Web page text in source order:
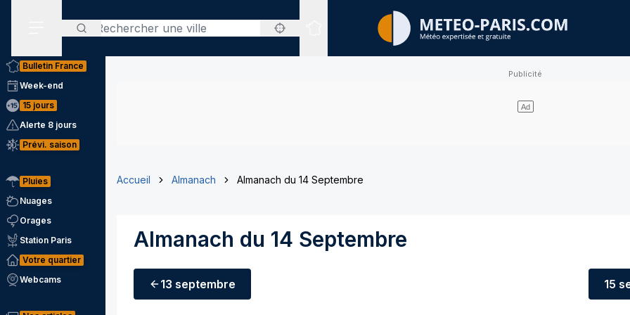
Rechercher
Sites expertisés
Bulletin France
Week-end
15 jours
Alerte 8 jours
Prévi. saison
Pluies
Nuages
Orages
Station Paris
Votre quartier
Webcams
Accueil Almanach Almanach du 14 Septembre
Almanach du 14 Septembre
13 septembre 15